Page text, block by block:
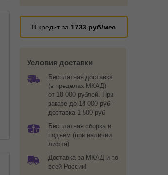
В кредит за 1733 руб/мес
Условия доставки
Бесплатная доставка
(в пределах МКАД)
от 18 000 рублей. При
заказе до 18 000 руб -
доставка 1 500 руб
Бесплатная сборка и
подъем (при наличии
лифта)
Доставка за МКАД и по
всей России!